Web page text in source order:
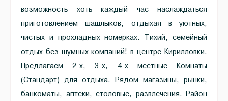
возможность хоть каждый час наслаждаться
приготовлением шашлыков, отдыхая в уютных,
чистых и прохладных номерках. Тихий, семейный
отдых без шумных компаний! в центре Кирилловки.
Предлагаем 2-х, 3-х, 4-х местные Комнаты
(Стандарт) для отдыха. Рядом магазины, рынки,
банкоматы, аптеки, столовые, развлечения. Район